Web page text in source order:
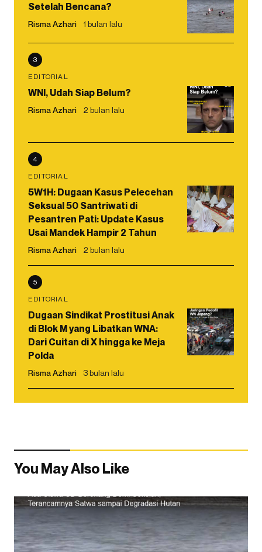
Setelah Bencana?
Risma Azhari 1 bulan lalu
3
EDITORIAL
WNI, Udah Siap Belum?
Risma Azhari 2 bulan lalu
4
EDITORIAL
5W1H: Dugaan Kasus Pelecehan
Seksual 50 Santriwati di
Pesantren Pati: Update Kasus
Usai Mandek Hampir 2 Tahun
Risma Azhari 2 bulan lalu
5
EDITORIAL
Dugaan Sindikat Prostitusi Anak
di Blok M yang Libatkan WNA:
Dari Cuitan di X hingga ke Meja
Polda
Risma Azhari 3 bulan lalu
You May Also Like